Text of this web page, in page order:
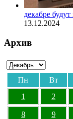
декабре
13.12.2024
Архив
Пн Вт
1
2
8 9